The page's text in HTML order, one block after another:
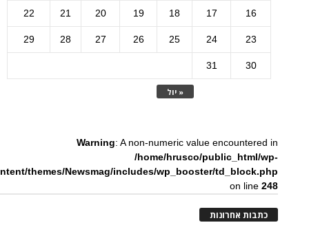
« יול
16
17
18
19
20
21
22
23
24
25
26
27
28
29
30
31
Warning: A non-numeric value encountered in
/home/hrusco/public_html/wp-
themes/Newsmag/includes/wp_booster/td_block.php
on line248
כתבות אחרונות